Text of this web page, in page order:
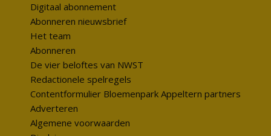
Digitaal abonnement
Abonneren nieuwsbrief
Het team
Abonneren
De vier beloftes van NWST
Redactionele spelregels
Contentformulier Bloemenpark Appeltern partners
Adverteren
Algemene voorwaarden